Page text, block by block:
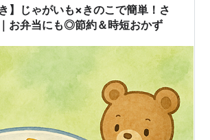
】じゃがいも×きのこで簡単！さ
お弁当にも◎節約＆時短おかず